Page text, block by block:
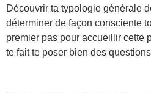
Découvrir ta typologie générale
déterminer de façon consciente
premier pas pour accueillir cette
te fait te poser bien des